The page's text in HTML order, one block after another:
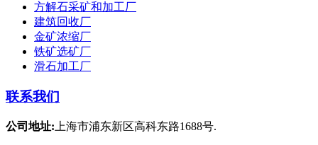
方解石采矿和加工厂
建筑回收厂
金矿浓缩厂
铁矿选矿厂
滑石加工厂
联系我们
公司地址: 上海市浦东新区高科东路1688号.